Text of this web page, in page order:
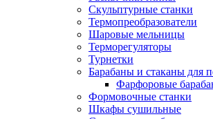
Скульптурные станки
Термопреобразователи
Шаровые мельницы
Терморегуляторы
Турнетки
Барабаны и стаканы для
Фарфоровые
Формовочные станки
Шкафы сушильные